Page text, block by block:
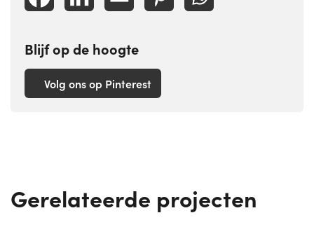
Blijf op de hoogte
Volg ons op Pinterest
Gerelateerde projecten